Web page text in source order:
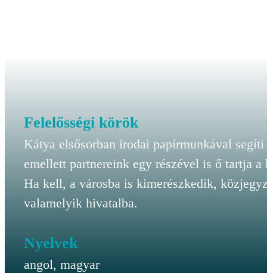
Felelősségi körök
Kátya elsősorban irodai papírmunkával segíti
emellett partnereink egy részével is ő tartja a
Ha kell, a városba is kimerészkedik,
valamelyik hivatalba.
Nyelvek
angol, magyar